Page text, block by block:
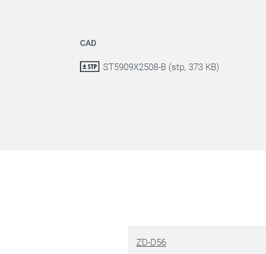
CAD
ST5909X2508-B (stp, 373 KB)
ZD-D56